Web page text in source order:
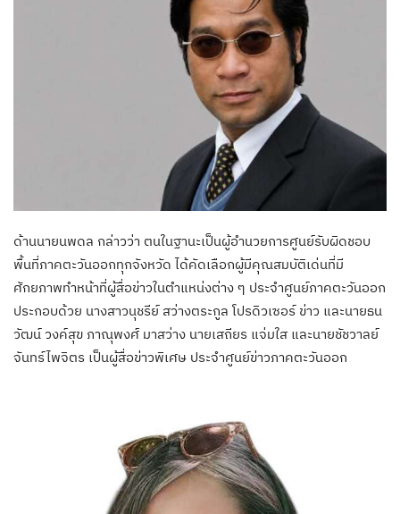
ด้านนายนพดล กล่าวว่า ตนในฐานะเป็นผู้อำนวยการศูนย์รับผิดชอบ
พื้นที่ภาคตะวันออกทุกจังหวัด ได้คัดเลือกผู้มีคุณสมบัติเด่นที่มี
ศักยภาพทำหน้าที่ผู้สื่อข่าวในตำแหน่งต่าง ๆ ประจำศูนย์ภาคตะวันออก
ประกอบด้วย นางสาวนุชรีย์ สว่างตระกูล โปรดิวเซอร์ ข่าว และนายธน
วัฒน์ วงค์สุข ภาณุพงศ์ มาสว่าง นายเสถียร แจ่มใส และนายชัชวาลย์
จันทร์ไพจิตร เป็นผู้สื่อข่าวพิเศษ ประจำศูนย์ข่าวภาคตะวันออก